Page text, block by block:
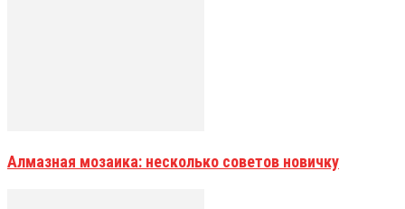
Алмазная мозаика: несколько советов новичку